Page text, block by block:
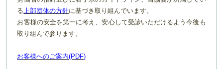
る上部団体の方針に基づき取り組んでいます。
お客様の安全を第一に考え、安心して受診いただけるよう今後も
取り組んで参ります。
お客様へのご案内(PDF)